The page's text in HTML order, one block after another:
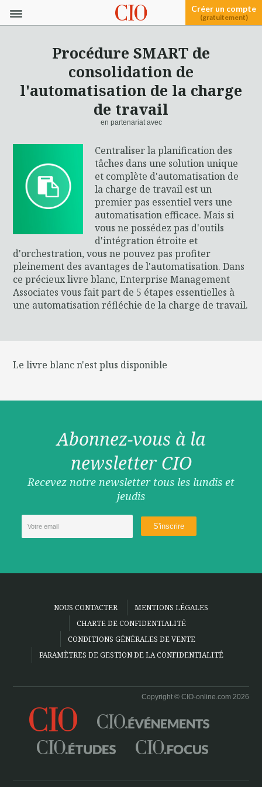
Créer un compte
(gratuitement)
Procédure SMART de
consolidation de
l'automatisation de la charge
de travail
en partenariat avec
Centraliser la planification des
tâches dans une solution unique
et complète d'automatisation de
la charge de travail est un
premier pas essentiel vers une
automatisation efficace. Mais si
vous ne possédez pas d'outils
d'intégration étroite et
d'orchestration, vous ne pouvez pas profiter
pleinement des avantages de l'automatisation. Dans
ce précieux livre blanc, Enterprise Management
Associates vous fait part de 5 étapes essentielles à
une automatisation réfléchie de la charge de travail.
Le livre blanc n'est plus disponible
Abonnez-vous à la
newsletter CIO
Recevez notre newsletter tous les lundis et
jeudis
NOUS CONTACTER
MENTIONS LÉGALES
CHARTE DE CONFIDENTIALITÉ
CONDITIONS GÉNÉRALES DE VENTE
PARAMÈTRES DE GESTION DE LA CONFIDENTIALITÉ
Copyright © CIO-online.com 2026